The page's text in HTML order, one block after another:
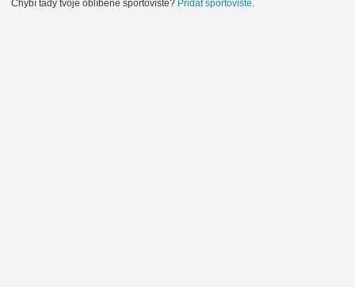
Chybí tady tvoje oblíbené sportoviště? Přidat sportoviště.